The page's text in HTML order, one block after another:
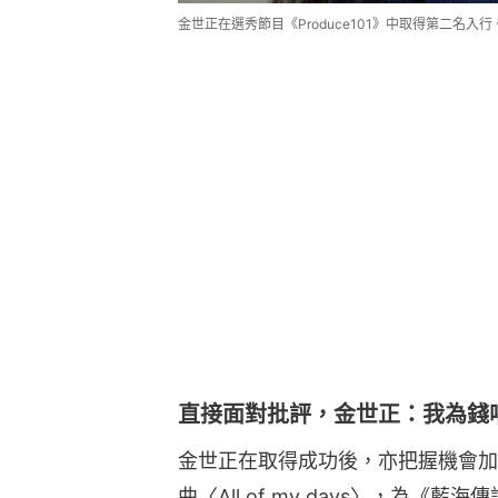
金世正在選秀節目《Produce101》中取得第二名入行
直接面對批評，金世正：我為
金世正在取得成功後，亦把握機會